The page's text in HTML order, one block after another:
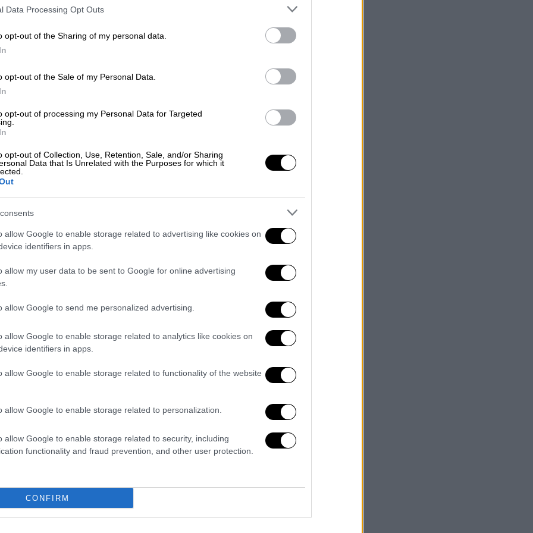
Data Processing Opt Outs
opt-out of the Sharing of my personal data.
opt-out of the Sale of my Personal Data.
opt-out of processing my Personal Data for Targeted
opt-out of Collection, Use, Retention, Sale, and/or Sharing
Data that Is Unrelated with the Purposes for which it
allow Google to enable storage related to advertising like cookies on
identifiers in apps.
allow my user data to be sent to Google for online advertising
allow Google to send me personalized advertising.
allow Google to enable storage related to analytics like cookies on
identifiers in apps.
allow Google to enable storage related to functionality of the website
allow Google to enable storage related to personalization.
allow Google to enable storage related to security, including
functionality and fraud prevention, and other user protection.
CONFIRM
στο Piraeus Club Academy
τηςτζαζαπό το Λος Άντζελες,θεωρείται ο
δουλειά του είναι ευρηματική και υψηλού
είτε πολιτικά. Το άλμπουμ «The
την εμφάνιση του, ενώ το 2018
«The Epic» κυκλοφόρησε με μεγάλη
από τους κριτικούς, και κέρδισε
του αμερικανικού μουσικού
της χρονιάς, « Gilles Peterson ».
video
είναι το εύρος και η ποικιλία
με τους Snoop Dogg, Kendrick Lamar,